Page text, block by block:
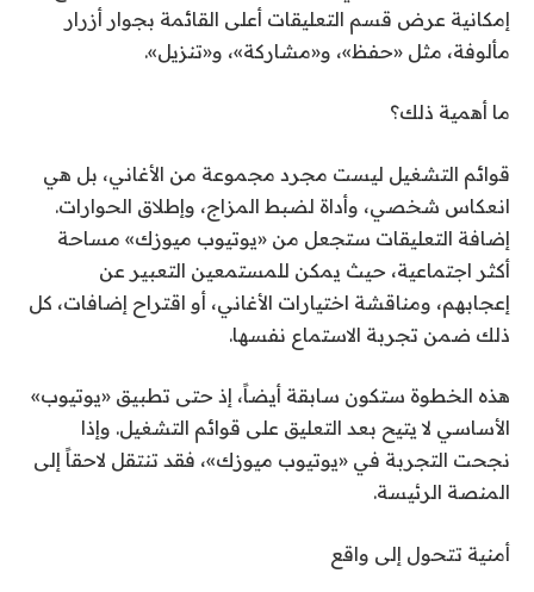
إمكانية عرض قسم التعليقات أعلى القائمة بجوار أزرار
مألوفة، مثل «حفظ»، و«مشاركة»، و«تنزيل».
ما أهمية ذلك؟
قوائم التشغيل ليست مجرد مجموعة من الأغاني، بل هي
انعكاس شخصي، وأداة لضبط المزاج، وإطلاق الحوارات.
إضافة التعليقات ستجعل من «يوتيوب ميوزك» مساحة
أكثر اجتماعية، حيث يمكن للمستمعين التعبير عن
إعجابهم، ومناقشة اختيارات الأغاني، أو اقتراح إضافات، كل
ذلك ضمن تجربة الاستماع نفسها.
هذه الخطوة ستكون سابقة أيضاً، إذ حتى تطبيق «يوتيوب»
الأساسي لا يتيح بعد التعليق على قوائم التشغيل. وإذا
نجحت التجربة في «يوتيوب ميوزك»، فقد تنتقل لاحقاً إلى
المنصة الرئيسة.
أمنية تتحول إلى واقع